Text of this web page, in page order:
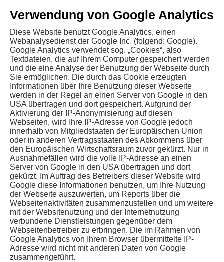
Verwendung von Google Analytics
Diese Website benutzt Google Analytics, einen
Webanalysedienst der Google Inc. (folgend: Google).
Google Analytics verwendet sog. „Cookies“, also
Textdateien, die auf Ihrem Computer gespeichert werden
und die eine Analyse der Benutzung der Webseite durch
Sie ermöglichen. Die durch das Cookie erzeugten
Informationen über Ihre Benutzung dieser Webseite
werden in der Regel an einen Server von Google in den
USA übertragen und dort gespeichert. Aufgrund der
Aktivierung der IP-Anonymisierung auf diesen
Webseiten, wird Ihre IP-Adresse von Google jedoch
innerhalb von Mitgliedstaaten der Europäischen Union
oder in anderen Vertragsstaaten des Abkommens über
den Europäischen Wirtschaftsraum zuvor gekürzt. Nur in
Ausnahmefällen wird die volle IP-Adresse an einen
Server von Google in den USA übertragen und dort
gekürzt. Im Auftrag des Betreibers dieser Website wird
Google diese Informationen benutzen, um Ihre Nutzung
der Webseite auszuwerten, um Reports über die
Webseitenaktivitäten zusammenzustellen und um weitere
mit der Websitenutzung und der Internetnutzung
verbundene Dienstleistungen gegenüber dem
Webseitenbetreiber zu erbringen. Die im Rahmen von
Google Analytics von Ihrem Browser übermittelte IP-
Adresse wird nicht mit anderen Daten von Google
zusammengeführt.